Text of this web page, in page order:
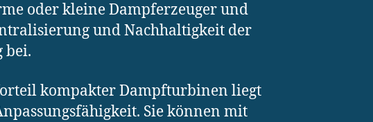
oder kleine Dampferzeuger und
und Nachhaltigkeit der
bei.
kompakter Dampfturbinen liegt
Sie können mit